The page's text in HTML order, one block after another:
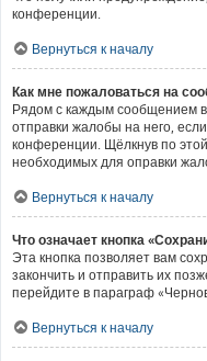
конференции.
Вернуться к началу
Как мне пожаловаться на
Рядом с каждым сообщением
отправки жалобы на него,
конференции. Щёлкнув по
необходимых для оправки
Вернуться к началу
Что означает кнопка
Эта кнопка позволяет вам
закончить и отправить их
перейдите в параграф
Вернуться к началу